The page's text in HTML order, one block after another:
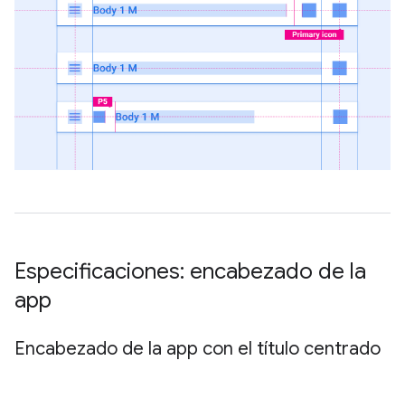
Especificaciones: encabezado de la
app
Encabezado de la app con el título centrado